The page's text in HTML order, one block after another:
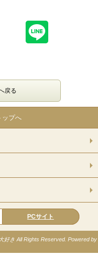
戻る
ップへ
PCサイト
好き All Rights Reserved. Powered by